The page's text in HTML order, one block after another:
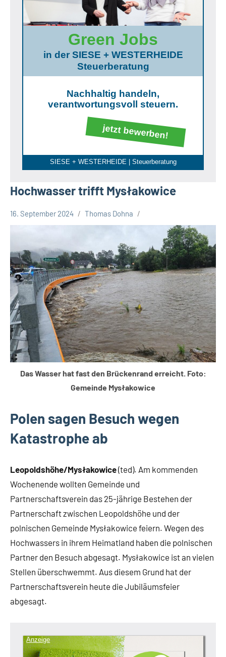
Green Jobs
in der SIESE + WESTERHEIDE
Steuerberatung
Nachhaltig handeln,
verantwortungsvoll steuern.
jetzt bewerben!
SIESE + WESTERHEIDE | Steuerberatung
Hochwasser trifft Mysłakowice
Themen
16. September 2024 Thomas Dohna
Das Wasser hat fast den Brückenrand erreicht. Foto:
Gemeinde Mysłakowice
Polen sagen Besuch wegen
Katastrophe ab
Leopoldshöhe/Mysłakowice(ted). Am kommenden
Wochenende wollten Gemeinde und
Partnerschaftsverein das 25-jährige Bestehen der
Partnerschaft zwischen Leopoldshöhe und der
polnischen Gemeinde Mysłakowice feiern. Wegen des
Hochwassers in ihrem Heimatland haben die polnischen
Partner den Besuch abgesagt. Mysłakowice ist an vielen
Stellen überschwemmt. Aus diesem Grund hat der
Partnerschaftsverein heute die Jubiläumsfeier
abgesagt.
Anzeige